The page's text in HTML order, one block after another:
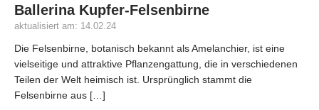
Ballerina Kupfer-Felsenbirne
aktualisiert am: 14.02.24
Die Felsenbirne, botanisch bekannt als Amelanchier, ist eine
vielseitige und attraktive Pflanzengattung, die in verschiedenen
Teilen der Welt heimisch ist. Ursprünglich stammt die
Felsenbirne aus […]